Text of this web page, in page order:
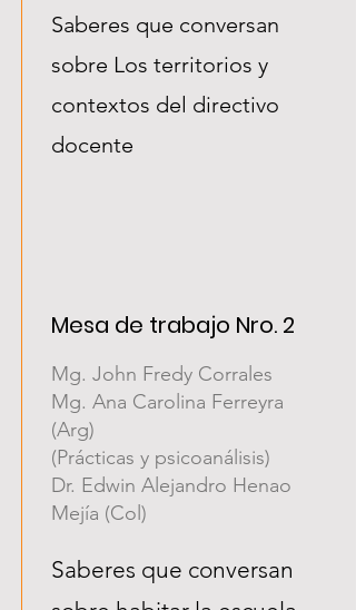
Saberes que conversan
sobre Los territorios y
contextos del directivo
docente
Mesa de trabajo Nro. 2
Mg. John Fredy Corrales
Mg. Ana Carolina Ferreyra
(Arg)
(Prácticas y psicoanálisis)
Dr. Edwin Alejandro Henao
Mejía (Col)
Saberes que conversan